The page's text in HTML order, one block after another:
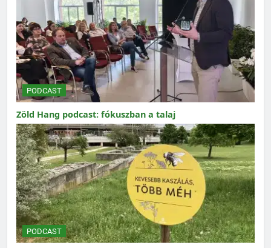
PODCAST
Zöld Hang podcast: fókuszban a talaj
PODCAST